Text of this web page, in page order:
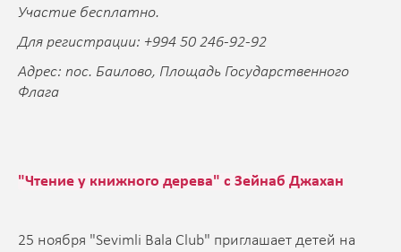
Участие бесплатно.
Для регистрации: +994 50 246-92-92
Адрес: пос. Баилово, Площадь Государственного
Флага
"Чтение у книжного дерева" с Зейнаб Джахан
25 ноября "Sevimli Bala Club" приглашает детей на